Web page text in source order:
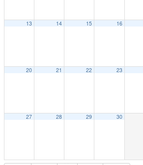
13 14 15 16
20 21 22 23
27 28 29 30